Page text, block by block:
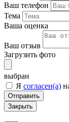
Ваш телефон
Тема
Ваша оценка
Ваш отзыв
Загрузить фото
выбран
Я согласен(а)
Отправить
Закрыть